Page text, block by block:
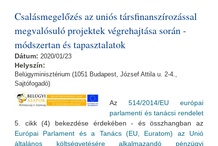
Csalásmegelőzés az uniós társfinanszírozással
megvalósuló projektek végrehajtása során -
módszertan és tapasztalatok
Dátum: 2020/01/23
Helyszín:
Belügyminisztérium (1051 Budapest, József Attila u. 2-4.,
Sajtófogadó)
Az 514/2014/EU európai
parlamenti és tanácsi rendelet
5. cikk (4) bekezdése érdekében - és összhangban az
Európai Parlament és a Tanács (EU, Euratom) az Unió
általános költségvetésére alkalmazandó pénzügyi